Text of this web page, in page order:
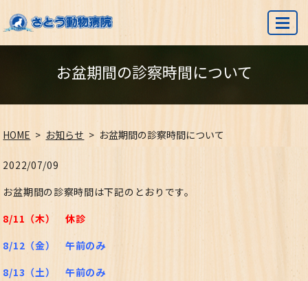
MENU
お盆期間の診察時間について
HOME お知らせ お盆期間の診察時間について
2022/07/09
お盆期間の診察時間は下記のとおりです。
8/11（木） 休診
8/12（金） 午前のみ
8/13（土） 午前のみ